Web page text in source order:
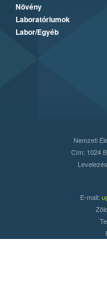
Növény
Laboratóriumok
Labor/Egyéb
Nemzeti
Cím: 1024
E-mail: